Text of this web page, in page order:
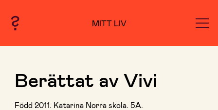
MITT LIV
Berättat av Vivi
Född 2011. Katarina Norra skola. 5A.